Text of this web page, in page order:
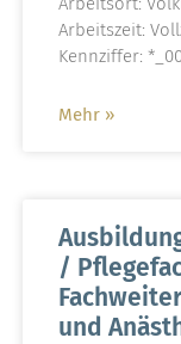
Arbeitszeit:
Kennziffer:
Mehr »
/
und